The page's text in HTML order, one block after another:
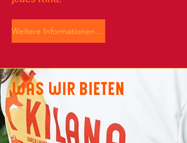
Weitere Informationen zu Kooperationen findest du hier
was wir bieten